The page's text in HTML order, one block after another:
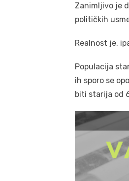
Zanimljivo je
političkih
Realnost je,
Populacija
ih sporo se
biti starija od